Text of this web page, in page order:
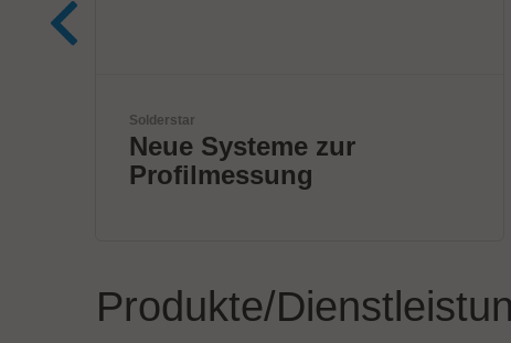
ANDA
ANDA Technologies USA,
Inc
Produkte/